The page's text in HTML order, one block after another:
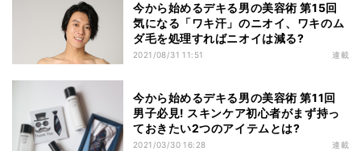
今から始めるデキる男の美容術 第15回
気になる「ワキ汗」のニオイ、ワキのム
ダ毛を処理すればニオイは減る?
2021/08/31 11:51 連載
今から始めるデキる男の美容術 第11回
男子必見! スキンケア初心者がまず持っ
ておきたい2つのアイテムとは?
2021/03/30 16:28 連載